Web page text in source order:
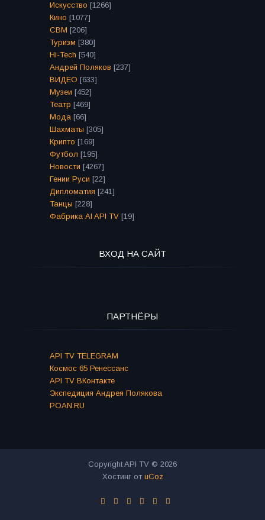
Искусство [1266]
Кино [1077]
СВМ [206]
Туризм [380]
Hi-Tech [540]
Андрей Поляков [237]
ВИДЕО [633]
Музеи [452]
Театр [469]
Мода [66]
Шахматы [305]
Крипто [169]
Футбол [195]
Новости [4267]
Гении Руси [22]
Дипломатия [241]
Танцы [228]
Фабрика AI API TV [19]
ВХОД НА САЙТ
ПАРТНЁРЫ
API TV TELEGRAM
Космос 65 Ренессанс
API TV ВКонтакте
Экспедиция Андрея Полякова
POAN.RU
Copyright API TV © 2026
Хостинг от uCoz